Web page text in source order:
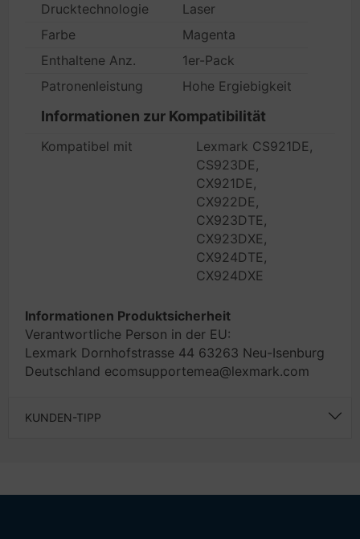
Drucktechnologie
Laser
Farbe
Magenta
Enthaltene Anz.
1er-Pack
Patronenleistung
Hohe Ergiebigkeit
Informationen zur Kompatibilität
Kompatibel mit
Lexmark CS921DE,
CS923DE,
CX921DE,
CX922DE,
CX923DTE,
CX923DXE,
CX924DTE,
CX924DXE
Informationen Produktsicherheit
Verantwortliche Person in der EU:
Lexmark Dornhofstrasse 44 63263 Neu-Isenburg
Deutschland ecomsupportemea@lexmark.com
KUNDEN-TIPP